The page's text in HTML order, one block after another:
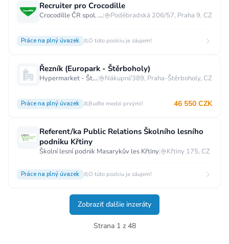
Recruiter pro Crocodille
Crocodille ČR spol. s.r.o.| Poděbradská 206/57, Praha 9, CZ
Práce na plný úvazek O túto pozíciu je záujem!
Řezník (Europark - Štěrboholy)
Hypermarket - Štěrboholy| Nákupní/389, Praha-Štěrboholy, CZ
Práce na plný úvazek Buďte medzi prvými! 46 550 CZK
Referent/ka Public Relations Školního lesního
podniku Křtiny
Školní lesní podnik Masarykův les Křtiny| Křtiny 175, CZ
Práce na plný úvazek O túto pozíciu je záujem!
Zobraziť ďalšie inzeráty
Strana 1 z 48